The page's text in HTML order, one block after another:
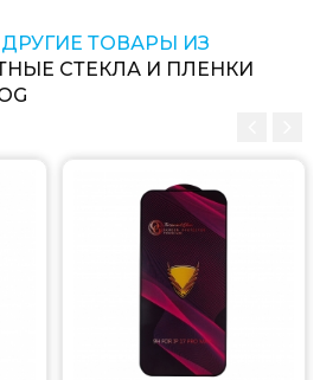
ТОВАРЫ ИЗ
СТЕКЛА И ПЛЕНКИ